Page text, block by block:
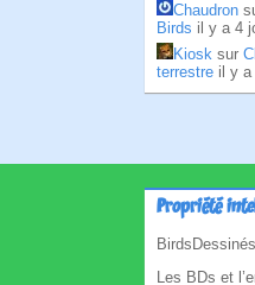
Chaudron
Birds il y a 4
Kiosk sur
terrestre il y a
Propriété
Les BDs et